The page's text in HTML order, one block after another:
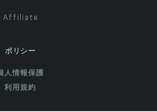
Affiliate
ポリシー
人情報保護
利用規約